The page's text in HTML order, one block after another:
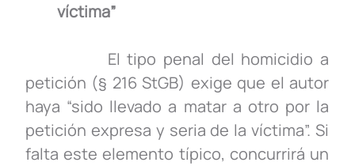
víctima”
El tipo penal del homicidio a
petición (§ 216 StGB) exige que el autor
haya “sido llevado a matar a otro por la
petición expresa y seria de la víctima”. Si
falta este elemento típico, concurrirá un